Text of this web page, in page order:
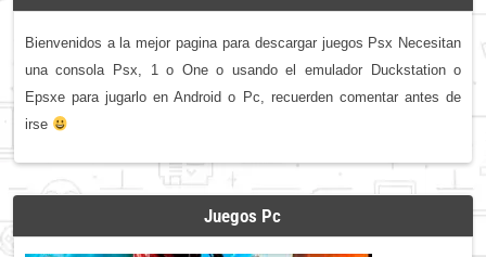
Bienvenidos a la mejor pagina para descargar juegos Psx Necesitan
una consola Psx, 1 o One o usando el emulador Duckstation o
Epsxe para jugarlo en Android o Pc, recuerden comentar antes de
irse
Juegos Pc